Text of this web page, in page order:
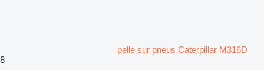
pelle sur pneus Caterpillar M316D
8